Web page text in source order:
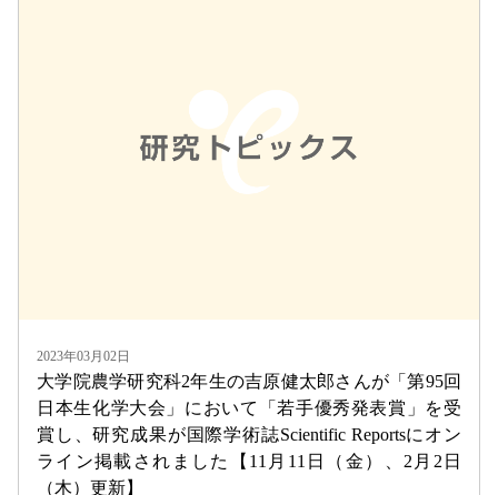
2023年03月02日
大学院農学研究科2年生の吉原健太郎さんが「第95回
日本生化学大会」において「若手優秀発表賞」を受
賞し、研究成果が国際学術誌Scientific Reportsにオン
ライン掲載されました【11月11日（金）、2月2日
（木）更新】